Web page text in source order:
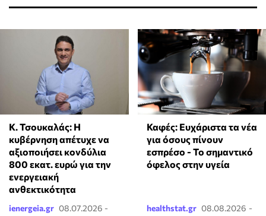
Κ. Τσουκαλάς: Η
κυβέρνηση απέτυχε να
αξιοποιήσει κονδύλια
800 εκατ. ευρώ για την
ενεργειακή
ανθεκτικότητα
ienergeia.gr 08.07.2026 -
Καφές: Ευχάριστα τα νέα
για όσους πίνουν
εσπρέσο - Το σημαντικό
όφελος στην υγεία
healthstat.gr 08.08.2026 -